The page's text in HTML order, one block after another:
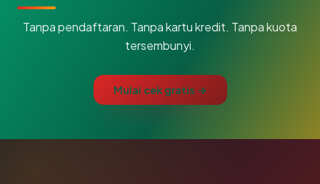
Tanpa pendaftaran. Tanpa kartu kredit. Tanpa kuota
tersembunyi.
Mulai cek gratis →